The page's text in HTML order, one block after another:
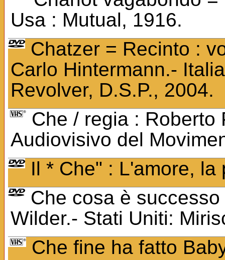
Usa : Mutual, 1916.
Chatzer = Recinto :
Carlo Hintermann.-
Revolver, D.S.P., 2004.
Che / regia : Roberto
Audiovisivo del
Il * Che" : L'amore,
Che cosa è
Wilder.- Stati Uniti:
Che fine ha fatto